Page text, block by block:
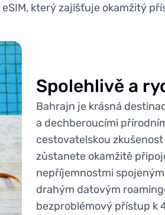
který zajišťuje okamžitý
Spolehlivě a
Bahrajn je krásná
a dechberoucími
cestovatelskou
zůstanete okamžitě
nepříjemnostmi
drahým datovým
bezproblémový přístup k